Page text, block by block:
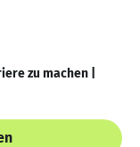
zu machen |